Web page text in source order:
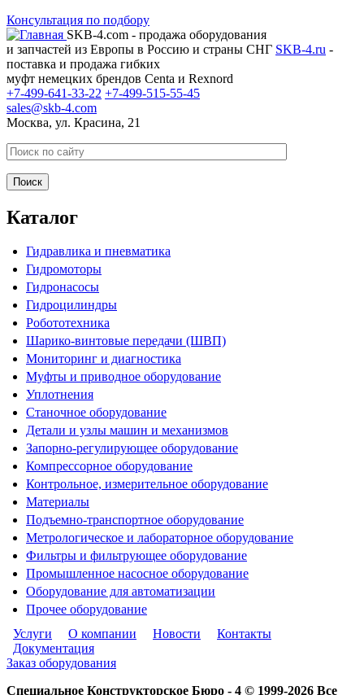
Консультация по подбору
SKB-4.com - продажа оборудования
и запчастей из Европы в Россию и страны СНГ SKB-4.ru -
поставка и продажа гибких
муфт немецких брендов Centa и Rexnord
+7-499-641-33-22 +7-499-515-55-45
sales@skb-4.com
Москва, ул. Красина, 21
Каталог
Гидравлика и пневматика
Гидромоторы
Гидронасосы
Гидроцилиндры
Робототехника
Шарико-винтовые передачи (ШВП)
Мониторинг и диагностика
Муфты и приводное оборудование
Уплотнения
Станочное оборудование
Детали и узлы машин и механизмов
Запорно-регулирующее оборудование
Компрессорное оборудование
Контрольное, измерительное оборудование
Материалы
Подъемно-транспортное оборудование
Метрологическое и лабораторное оборудование
Фильтры и фильтрующее оборудование
Промышленное насосное оборудование
Оборудование для автоматизации
Прочее оборудование
Услуги
О компании Новости
Контакты
Документация
Заказ оборудования
Специальное Конструкторское Бюро - 4 © 1999-2026 Все